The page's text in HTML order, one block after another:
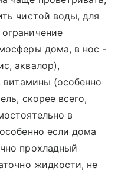
чистой воды, для
дома, в нос -
аквалор),
витамины (особенно
скорее всего,
в
если дома
прохладный
жидкости, не